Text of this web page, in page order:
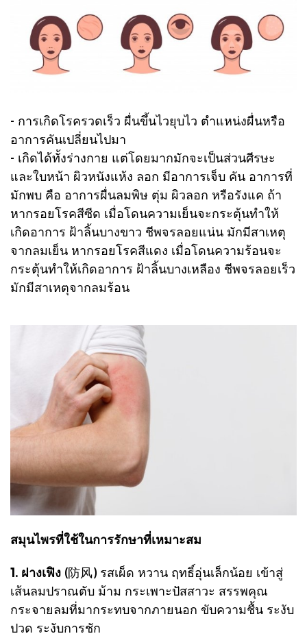
- การเกิดโรครวดเร็ว ผื่นขึ้นไวยุบไว ตำแหน่งผื่นหรือ
อาการคันเปลี่ยนไปมา
- เกิดได้ทั้งร่างกาย แต่โดยมากมักจะเป็นส่วนศีรษะ
และใบหน้า ผิวหนังแห้ง ลอก มีอาการเจ็บ คัน อาการที่
มักพบ คือ อาการผื่นลมพิษ ตุ่ม ผิวลอก หรือรังแค ถ้า
หากรอยโรคสีซีด เมื่อโดนความเย็นจะกระตุ้นทำให้
เกิดอาการ ฝ้าลิ้นบางขาว ชีพจรลอยแน่น มักมีสาเหตุ
จากลมเย็น หากรอยโรคสีแดง เมื่อโดนความร้อนจะ
กระตุ้นทำให้เกิดอาการ ฝ้าลิ้นบางเหลือง ชีพจรลอยเร็ว
มักมีสาเหตุจากลมร้อน
สมุนไพรที่ใช้ในการรักษาที่เหมาะสม
1. ฝางเฟิง (防风) รสเผ็ด หวาน ฤทธิ์อุ่นเล็กน้อย เข้าสู่
เส้นลมปราณตับ ม้าม กระเพาะปัสสาวะ สรรพคุณ
กระจายลมที่มากระทบจากภายนอก ขับความชื้น ระงับ
ปวด ระงับการชัก